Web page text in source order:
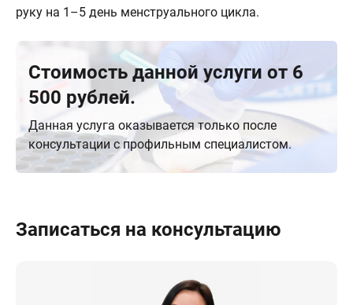
руку на 1–5 день менструального цикла.
Стоимость данной услуги от 6
500 рублей.
Данная услуга оказывается только после
консультации с профильным специалистом.
Записаться на консультацию